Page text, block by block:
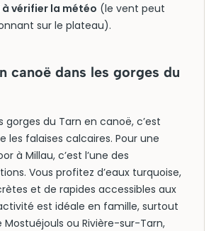
à vérifier la météo (le vent peut
sur le plateau).
canoë dans les gorges du
gorges du Tarn en canoë, c’est
les falaises calcaires. Pour une
à Millau, c’est l’une des
Vous profitez d’eaux turquoise,
et de rapides accessibles aux
est idéale en famille, surtout
ou Rivière-sur-Tarn,